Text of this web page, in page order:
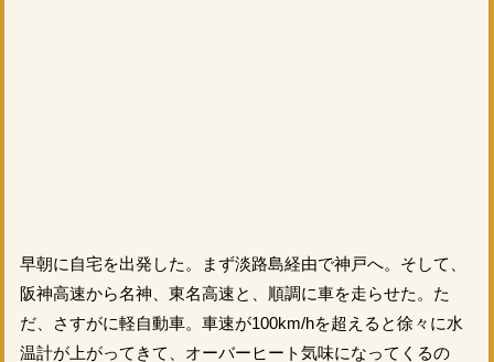
早朝に自宅を出発した。まず淡路島経由で神戸へ。そして、
阪神高速から名神、東名高速と、順調に車を走らせた。た
だ、さすがに軽自動車。車速が100km/hを超えると徐々に水
温計が上がってきて、オーバーヒート気味になってくるの